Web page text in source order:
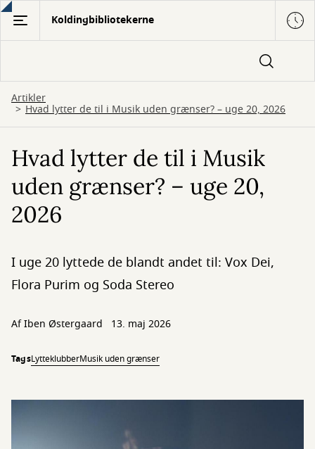
Gå
hovedindhold
Koldingbibliotekerne
Artikler
Hvad lytter de til i Musik uden grænser? – uge 20, 2026
Hvad lytter de til i Musik
uden grænser? – uge 20,
2026
I uge 20 lyttede de blandt andet til: Vox Dei,
Flora Purim og Soda Stereo
Af Iben Østergaard 13. maj 2026
TagsLytteklubberMusik uden grænser